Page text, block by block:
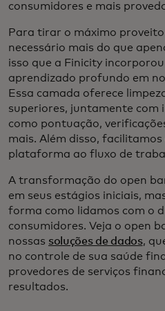
consumidores e mais
Para tirar o máximo
necessário mais do que
isso que a Finicity
aprendizado profundo em
Essa camada oferece
superiores, juntamente com
como pontuação,
mais. Além disso,
plataforma ao fluxo de
A transformação do open
em seus estágios iniciais,
forma como lidamos com o
consumidores. Veja o open
nossas soluções de dados,
no controle de sua saúde
provedores de serviços
resultados.